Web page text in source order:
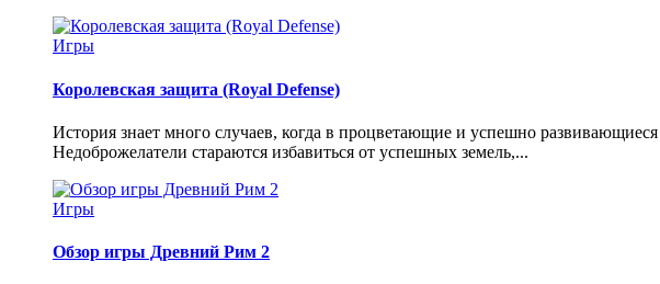
Игры
Королевская защита (Royal Defense)
История знает много случаев, когда в процветающие и успешно
Недоброжелатели стараются избавиться от успешных земель,...
Игры
Обзор игры Древний Рим 2